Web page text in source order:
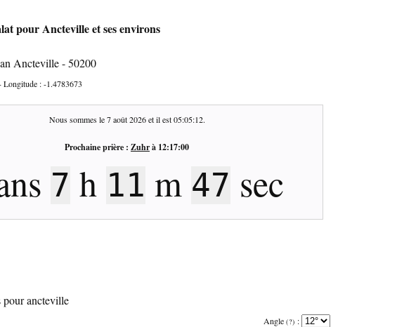
pour Ancteville et ses environs
Ancteville - 50200
Longitude :-1.4783673
Nous sommes le7 août 2026et il est05:05:13.
Prochaine prière : Zuhrà 12:17:00
7 h 11 m 46 sec
pour ancteville
Angle (?) :